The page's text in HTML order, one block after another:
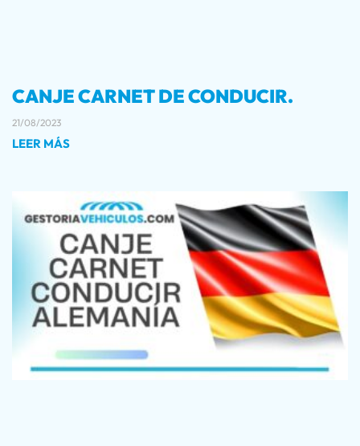
CANJE CARNET DE CONDUCIR.
21/08/2023
LEER MÁS